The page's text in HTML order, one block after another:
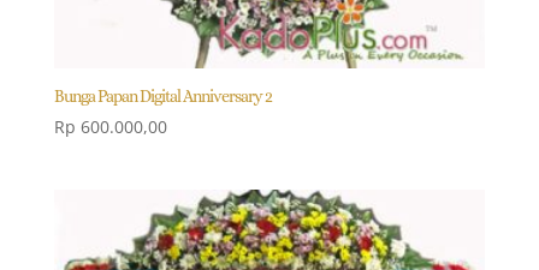
Bunga Papan Digital Anniversary 2
Rp 600.000,00